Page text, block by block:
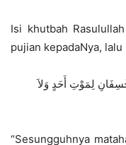
Isi khutbah
pujian kepadaNya,
لِمَوْتِ أَحَدٍ وَلاَ
“Sesungguhnya